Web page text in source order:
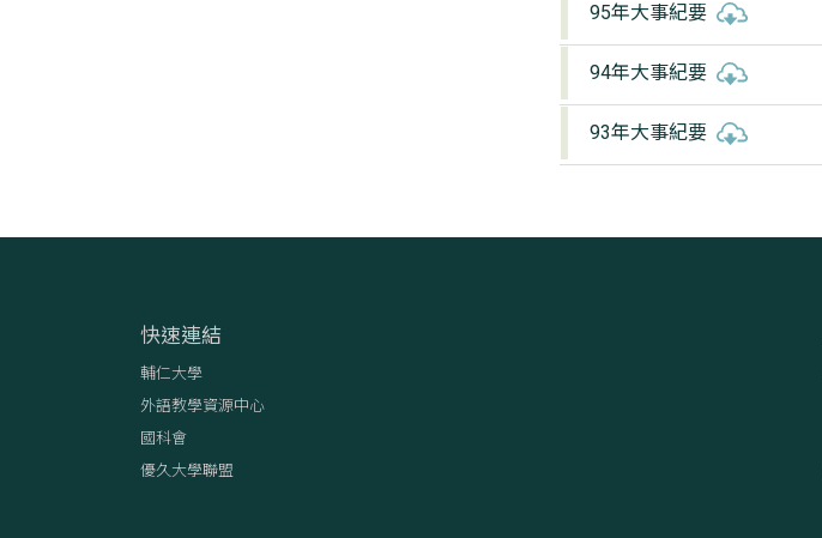
95年大事紀要
94年大事紀要
93年大事紀要
快速連結
輔仁大學
外語教學資源中心
國科會
優久大學聯盟